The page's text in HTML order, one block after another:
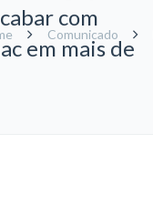
com
em mais de
Comunicado